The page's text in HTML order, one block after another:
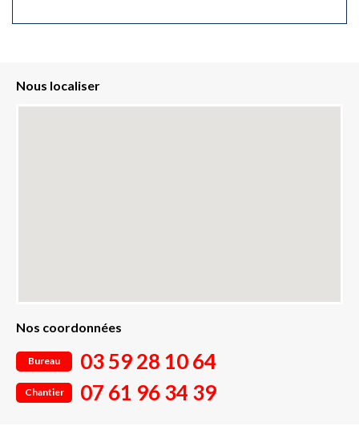
Nous localiser
Nos coordonnées
Bureau 03 59 28 10 64
Chantier 07 61 96 34 39